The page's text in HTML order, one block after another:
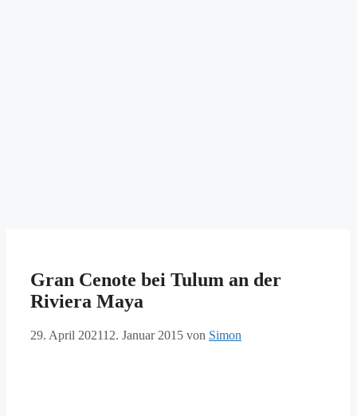
Gran Cenote bei Tulum an der
Riviera Maya
29. April 202112. Januar 2015 von Simon